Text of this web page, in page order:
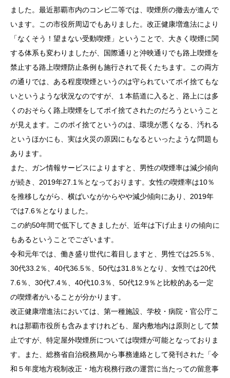
ました。最近那覇市内のコンビ二等では、喫煙所の撤去が進んで
います。この市役所周辺でもありました。改正健康増進法により
「なくそう！望まない受動喫煙」ということで、大きく喫煙に関
する体系も変わりましたが、国際通りと沖映通りでも路上喫煙を
禁止する路上喫煙防止条例も施行されて長くたちます。この両方
の通りでは、ある程度喫煙というのは守られていてポイ捨てもな
いというような状況なのですが、１本筋道に入ると、路上には多
くのおそらく路上喫煙をしてポイ捨てされたのだろうということ
が見えます。このポイ捨てというのは、環境が悪くなる、汚れる
というほかにも、実は火災の原因にもなるといったような問題も
あります。
また、ガン情報サービスによりますと、男性の喫煙率は減少傾向
が続き、2019年27.1％となっております。女性の喫煙率は10％
を推移しながら、横ばいながからやや減少傾向にあり、2019年
では7.6％となりました。
この約50年間で低下してきましたが、近年は下げ止まりの傾向に
もあるということでございます。
令和元年では、働き盛り世代に着目しますと、男性では25.5％、
30代33.2％、40代36.5％、50代は31.8％となり、女性では20代
7.6％、30代7.4％、40代10.3％、50代12.9％と比較的ある一定
の喫煙者がいることが分かります。
改正健康増進法においては、第一種施設、学校・病院・官公庁こ
れは那覇市役所も含みますけれども、屋内敷地内は原則として禁
止ですが、特定屋外喫煙所については喫煙が可能となっておりま
す。また、総務省自治税務局から事務連絡として発刊された「令
和５年度地方税制改正・地方税務行政の運営に当たっての留意事